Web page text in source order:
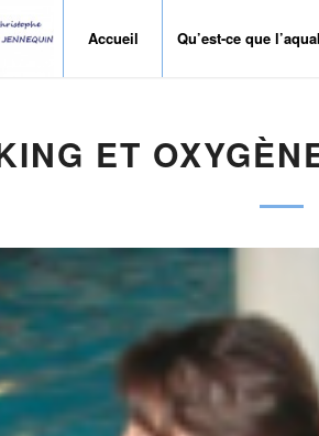
Accueil Qu’est-ce que
ET